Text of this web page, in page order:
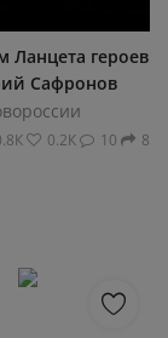
Ланцета героев
Сафронов
0.2К 10 8